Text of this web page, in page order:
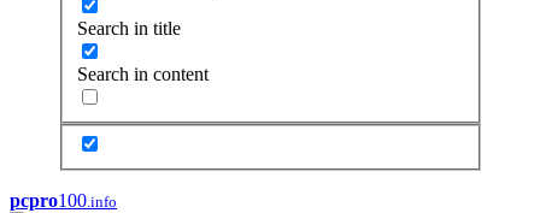
Search in title
Search in content
pcpro100.info